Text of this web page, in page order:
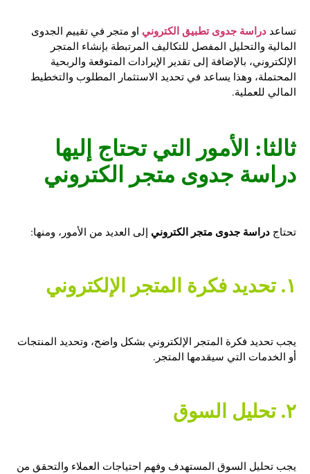
تساعددراسة جدوى تطبيق الكترونياو متجر في تقييم الجدوى
المالية والتحليل المفصل للتكاليف المرتبطة بإنشاء المتجر
الإلكتروني، بالإضافة إلى تقدير الإيرادات المتوقعة والربحية
المحتملة، وهذا يساعد في تحديد الاستثمار المطلوب والتخطيط
المالي للعملية.
ثالثا: الأمور التي تحتاج إليها
دراسة جدوى متجر الكتروني
تحتاجدراسة جدوى متجر الكترونيإلى العديد من الأمور، ومنها:
يجب تحديد فكرة المتجر الإلكتروني بشكل واضح، وتحديد المنتجات
أو الخدمات التي سيقدمها المتجر.
يجب تحليل السوق المستهدف وفهم احتياجات العملاء والتحقق من